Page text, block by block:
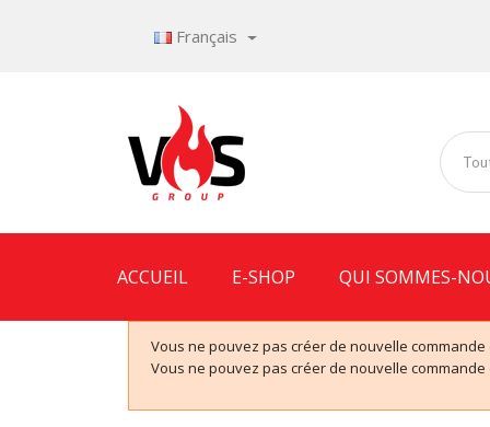
Français
ACCUEIL E-SHOP QUI SOMMES-
Vous ne pouvez pas créer de nouvelle
Vous ne pouvez pas créer de nouvelle